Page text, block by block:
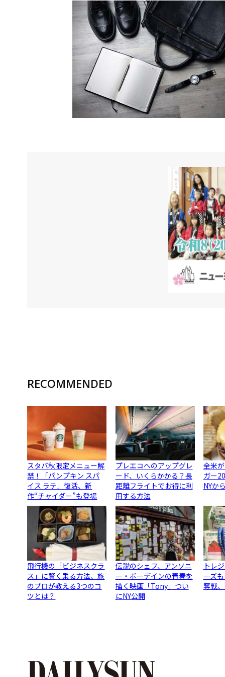
RECOMMENDED
スタバ秋限定メニュー解
禁！「パンプキン スパ
イス ラテ」復活、新
作“チャイダー”も登場
プレエコへのアップグレ
ード、いくらかかる？長
距離フライトでお得に利
用する方法
全米
ガー
NYか
飛行機の「ビジネスクラ
ス」に賢く乗る方法、旅
のプロが教える3つのコ
ツとは？
伝説のシェフ、アンソニ
ー・ボーデインの青春を
描く映画「Tony」つい
にNY公開
トレ
ーズ
奪戦